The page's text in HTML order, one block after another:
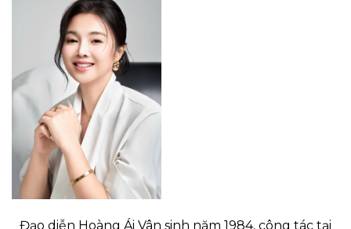
Đạo diễn Hoàng Ái Vân sinh năm 1984, công tác tại